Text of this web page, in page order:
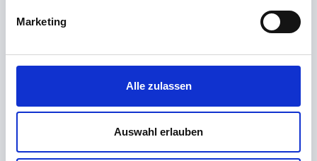
Marketing
Alle zulassen
Auswahl erlauben
(inkl. Unterlagen, Tutor, MwSt.)
Organisatorisches
Veranstaltungsorganisation
Frau Respondek-Niemann und Frau Jennifer